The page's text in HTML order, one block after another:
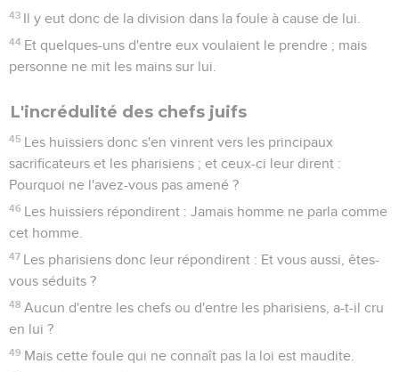
43 Il y eut donc de la division dans la foule à cause de lui.
44 Et quelques-uns d'entre eux voulaient le prendre ; mais
personne ne mit les mains sur lui.
L'incrédulité des chefs juifs
45 Les huissiers donc s'en vinrent vers les principaux
sacrificateurs et les pharisiens ; et ceux-ci leur dirent :
Pourquoi ne l'avez-vous pas amené ?
46 Les huissiers répondirent : Jamais homme ne parla comme
cet homme.
47 Les pharisiens donc leur répondirent : Et vous aussi, êtes-
vous séduits ?
48 Aucun d'entre les chefs ou d'entre les pharisiens, a-t-il cru
en lui ?
49 Mais cette foule qui ne connaît pas la loi est maudite.